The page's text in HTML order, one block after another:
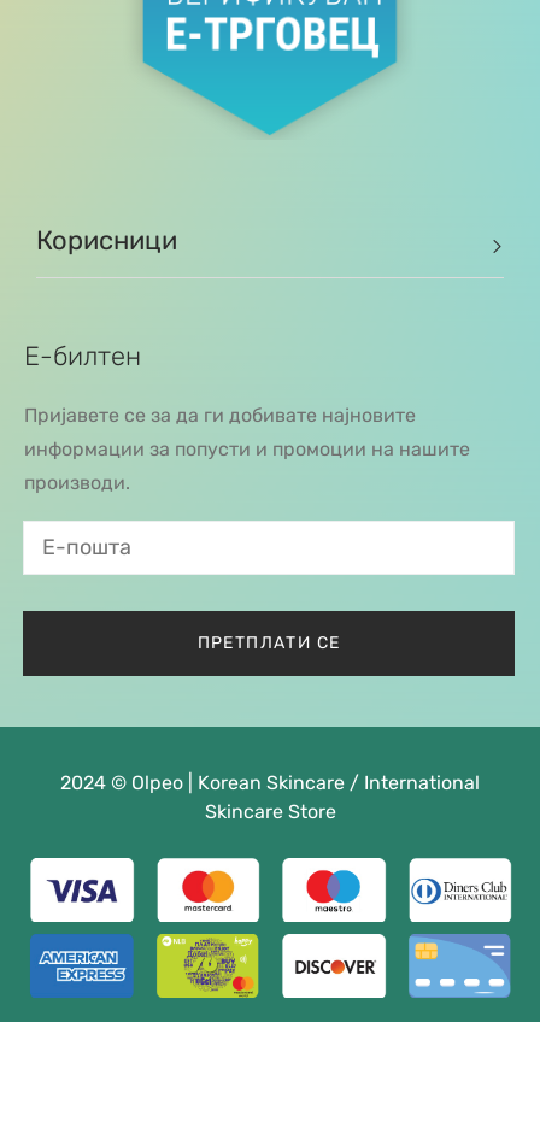
Корисници
Е-билтен
Пријавете се за да ги добивате најновите
информации за попусти и промоции на нашите
производи.
2024 © Olpeo | Korean Skincare / International
Skincare Store